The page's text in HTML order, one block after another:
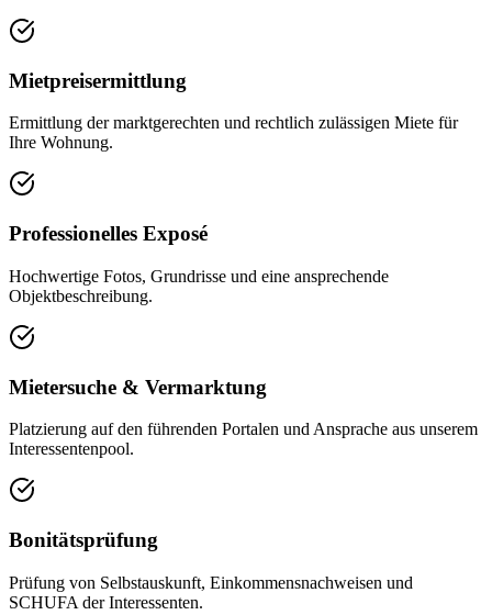
Mietpreisermittlung
Ermittlung der marktgerechten und rechtlich zulässigen Miete für
Ihre Wohnung.
Professionelles Exposé
Hochwertige Fotos, Grundrisse und eine ansprechende
Objektbeschreibung.
Mietersuche & Vermarktung
Platzierung auf den führenden Portalen und Ansprache aus unserem
Interessentenpool.
Bonitätsprüfung
Prüfung von Selbstauskunft, Einkommensnachweisen und
SCHUFA der Interessenten.